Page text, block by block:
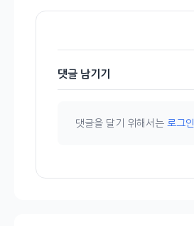
댓글 남기기
댓글을 달기 위해서는 로그인